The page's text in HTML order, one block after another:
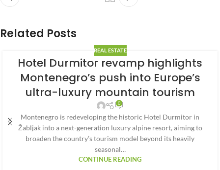
Related Posts
REAL ESTATE
Hotel Durmitor revamp highlights
Montenegro’s push into Europe’s
ultra-luxury mountain tourism
0
Montenegro is redeveloping the historic Hotel Durmitor in
Žabljak into a next-generation luxury alpine resort, aiming to
broaden the country’s tourism model beyond its heavily
seasonal…
CONTINUE READING